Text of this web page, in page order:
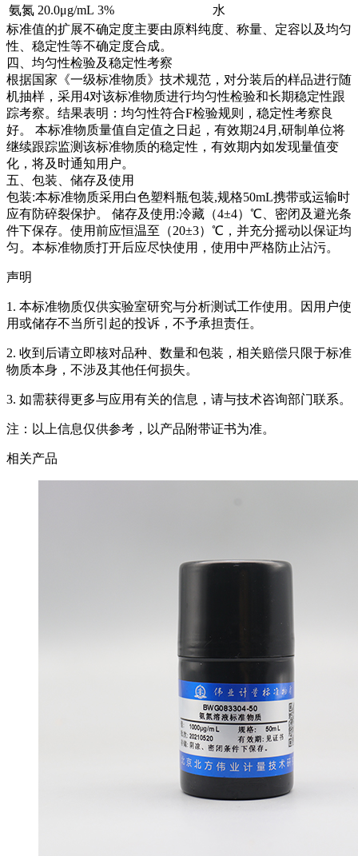
氨氮 20.0μg/mL 3%
水
标准值的扩展不确定度主要由原料纯度、称量、定容以及均匀
性、稳定性等不确定度合成。
四、均匀性检验及稳定性考察
根据国家《一级标准物质》技术规范，对分装后的样品进行随
机抽样，采用4对该标准物质进行均匀性检验和长期稳定性跟
踪考察。结果表明：均匀性符合F检验规则，稳定性考察良
好。 本标准物质量值自定值之日起，有效期24月,研制单位将
继续跟踪监测该标准物质的稳定性，有效期内如发现量值变
化，将及时通知用户。
五、包装、储存及使用
包装:本标准物质采用白色塑料瓶包装,规格50mL携带或运输时
应有防碎裂保护。 储存及使用:冷藏（4±4）℃、密闭及避光条
件下保存。使用前应恒温至（20±3）℃，并充分摇动以保证均
匀。本标准物质打开后应尽快使用，使用中严格防止沾污。
声明
1. 本标准物质仅供实验室研究与分析测试工作使用。因用户使
用或储存不当所引起的投诉，不予承担责任。
2. 收到后请立即核对品种、数量和包装，相关赔偿只限于标准
物质本身，不涉及其他任何损失。
3. 如需获得更多与应用有关的信息，请与技术咨询部门联系。
注：以上信息仅供参考，以产品附带证书为准。
相关产品